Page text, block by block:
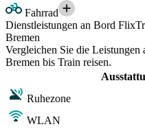
Fahrrad
Dienstleistungen an Bord
Bremen
Vergleichen Sie die
Bremen bis Train reisen.
Ruhezone
WLAN